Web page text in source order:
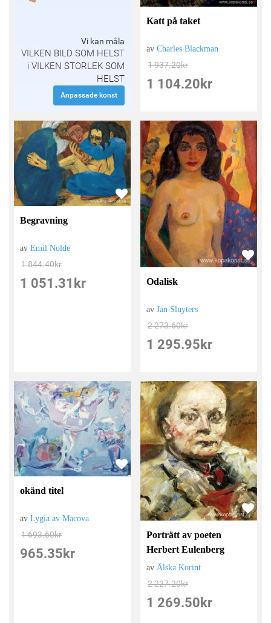
Vi kan måla
VILKEN BILD SOM HELST
i VILKEN STORLEK SOM
HELST
Anpassade konst
Katt på taket
avCharles Blackman
1 937.20kr
1 104.20 kr
Begravning
avEmil Nolde
1 844.40kr
1 051.31 kr Odalisk
avJan Sluyters
2 273.60kr
1 295.95 kr
okänd titel
avLygia av Macova
1 693.60kr
965.35 kr
Porträtt av poeten
Herbert Eulenberg
av Älska Korint
2 227.20kr
1 269.50 kr